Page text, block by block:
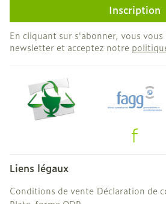
Inscription
En cliquant sur s'abonner, vous
newsletter et acceptez notre
Liens légaux
Conditions de vente Déclaration de